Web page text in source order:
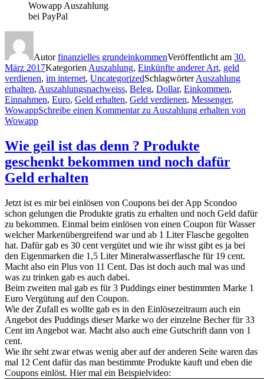
Wowapp Auszahlung
bei PayPal
Autorfinanzielles grundeinkommenVeröffentlicht am 30.
März 2017KategorienAuszahlung, Einkünfte anderer Art, geld
verdienen, im internet, UncategorizedSchlagwörterAuszahlung
erhalten, Auszahlungsnachweiss, Beleg, Dollar, Einkommen,
Einnahmen, Euro, Geld erhalten, Geld verdienen, Messenger,
WowappSchreibe einen Kommentarzu Auszahlung erhalten von
Wowapp
Wie geil ist das denn ? Produkte
geschenkt bekommen und noch dafür
Geld erhalten
Jetzt ist es mir bei einlösen von Coupons bei der App Scondoo
schon gelungen die Produkte gratis zu erhalten und noch Geld dafür
zu bekommen. Einmal beim einlösen von einen Coupon für Wasser
welcher Markenübergreifend war und ab 1 Liter Flasche gegolten
hat. Dafür gab es 30 cent vergütet und wie ihr wisst gibt es ja bei
den Eigenmarken die 1,5 Liter Mineralwasserflasche für 19 cent.
Macht also ein Plus von 11 Cent. Das ist doch auch mal was und
was zu trinken gab es auch dabei.
Beim zweiten mal gab es für 3 Puddings einer bestimmten Marke 1
Euro Vergütung auf den Coupon.
Wie der Zufall es wollte gab es in den Einlösezeitraum auch ein
Angebot des Puddings dieser Marke wo der einzelne Becher für 33
Cent im Angebot war. Macht also auch eine Gutschrift dann von 1
cent.
Wie ihr seht zwar etwas wenig aber auf der anderen Seite waren das
mal 12 Cent dafür das man bestimmte Produkte kauft und eben die
Coupons einlöst. Hier mal ein Beispielvideo: